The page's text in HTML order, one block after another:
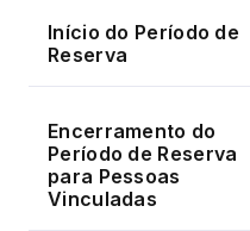
Início do Período de
Reserva
Encerramento do
Período de Reserva
para Pessoas
Vinculadas